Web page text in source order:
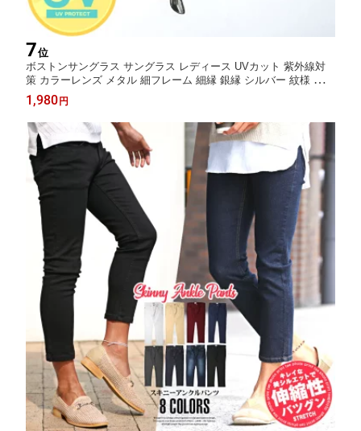
7位
ボストンサングラス サングラス レディース UVカット 紫外線対
策 カラーレンズ メタル 細フレーム 細縁 銀縁 シルバー 紋様 高級
感 眼鏡 伊達眼鏡 伊達メガネ おしゃれ UV400 プチプラ 運転用 ド
ライブ 小顔効果 グレー ベージュ ブルー グリーン ピンク aa-367
7
1,980 円